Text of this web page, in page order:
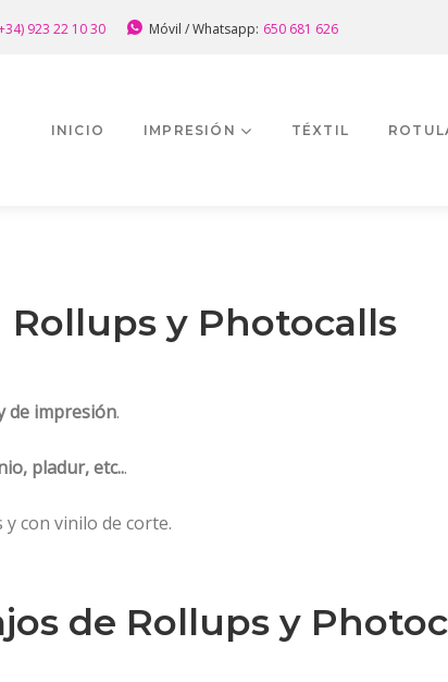
923 22 10 30 Móvil / Whatsapp: 650 681 626
INICIO IMPRESIÓN TÉXTIL
Rollups y Photocalls
de impresión.
pladur, etc...
con vinilo de corte.
de Rollups y